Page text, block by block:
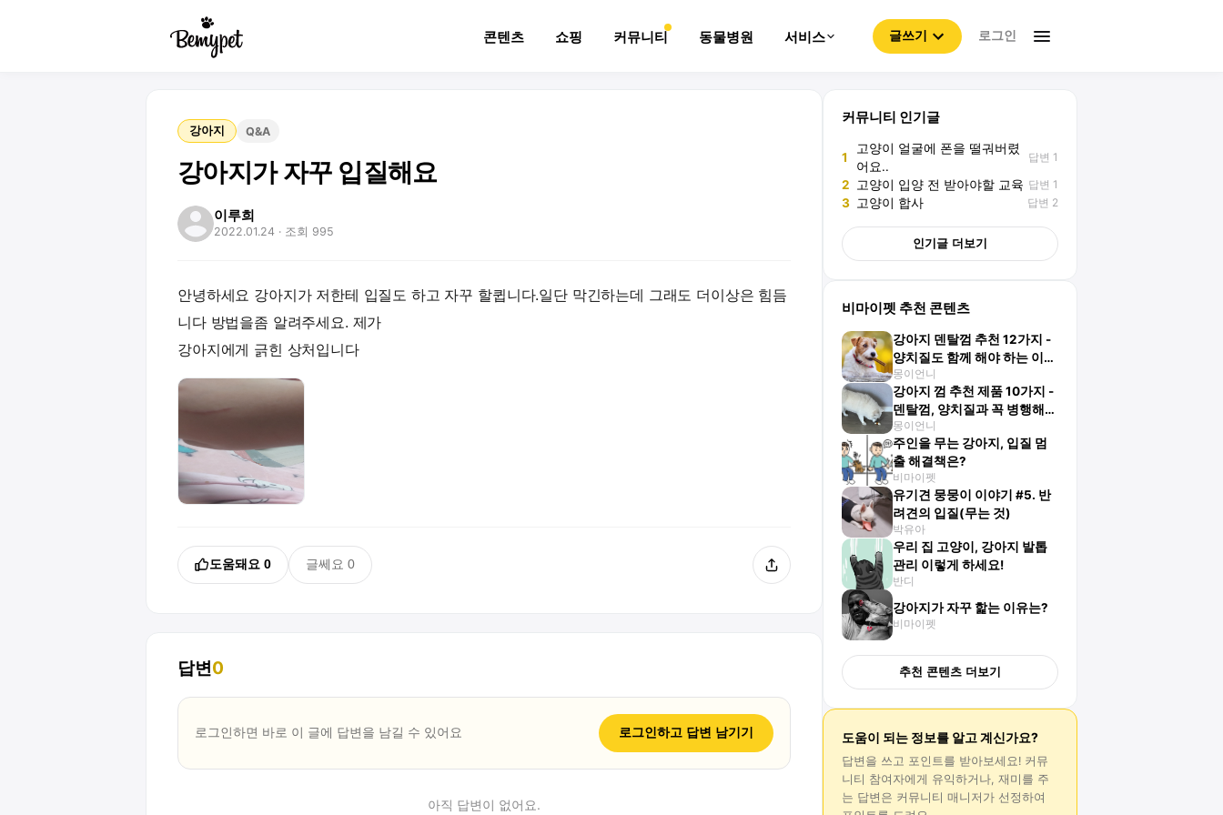
콘텐츠 쇼핑 커뮤니티 동물병원 서비스 글쓰기 로그인
강아지 Q&A
강아지가 자꾸 입질해요
이루희
2022.01.24 · 조회 995
안녕하세요 강아지가 저한테 입질도 하고 자꾸 할큅니다.일단 막긴하는데 그래도 더이상은 힘듬
니다 방법을좀 알려주세요. 제가
강아지에게 긁힌 상처입니다
도움돼요 0 글쎄요 0
답변0
로그인하면 바로 이 글에 답변을 남길 수 있어요 로그인하고 답변 남기기
아직 답변이 없어요.
커뮤니티 인기글
1
고양이 얼굴에 폰을 떨궈버렸
어요..
답변 1
2 고양이 입양 전 받아야할 교육 답변 1
3 고양이 합사 답변 2
인기글 더보기
비마이펫 추천 콘텐츠
강아지 덴탈껌 추천 12가지 -
양치질도 함께 해야 하는 이유
는?
몽이언니
강아지 껌 추천 제품 10가지 -
덴탈껌, 양치질과 꼭 병행해야
해요
몽이언니
주인을 무는 강아지, 입질 멈
출 해결책은?
비마이펫
유기견 뭉뭉이 이야기 #5. 반
려견의 입질(무는 것)
박유아
우리 집 고양이, 강아지 발톱
관리 이렇게 하세요!
반디
강아지가 자꾸 핥는 이유는?
비마이펫
추천 콘텐츠 더보기
도움이 되는 정보를 알고 계신가요?
답변 을 쓰고 포인트를 받아보세요! 커뮤
니티 참여자에게 유익하거나, 재미를 주
는 답변 은 커뮤니티 매니저가 선정하여